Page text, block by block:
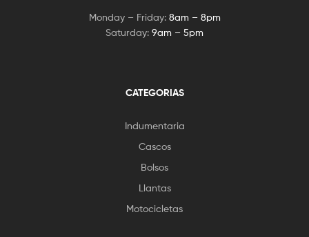
Monday – Friday: 8am – 8pm
Saturday: 9am – 5pm
CATEGORIAS
Indumentaria
Cascos
Bolsos
Llantas
Motocicletas